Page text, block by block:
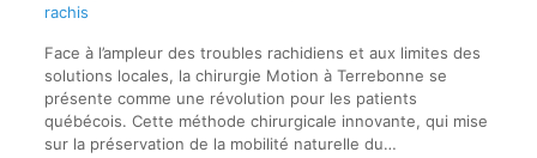
rachis
Face à l’ampleur des troubles rachidiens et aux limites des
solutions locales, la chirurgie Motion à Terrebonne se
présente comme une révolution pour les patients
québécois. Cette méthode chirurgicale innovante, qui mise
sur la préservation de la mobilité naturelle du…